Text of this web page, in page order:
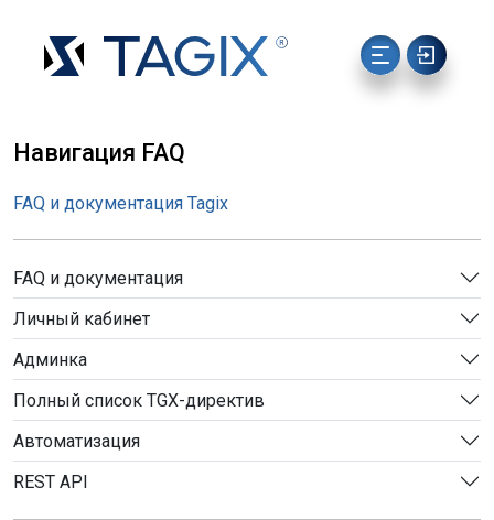
Навигация FAQ
FAQ и документация Tagix
FAQ и документация
Личный кабинет
Админка
Полный список TGX-директив
Автоматизация
REST API